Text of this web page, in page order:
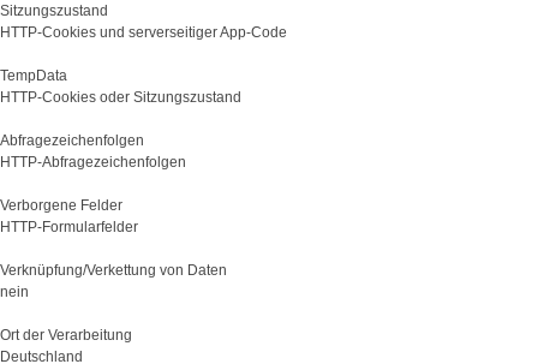
Sitzungszustand
HTTP-Cookies und serverseitiger App-Code
TempData
HTTP-Cookies oder Sitzungszustand
Abfragezeichenfolgen
HTTP-Abfragezeichenfolgen
Verborgene Felder
HTTP-Formularfelder
Verknüpfung/Verkettung von Daten
nein
Ort der Verarbeitung
Deutschland